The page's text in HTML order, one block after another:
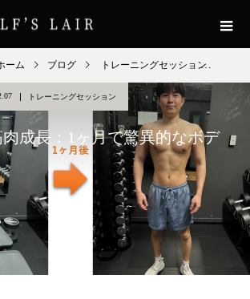
ーム ブログ トレーニングセッション
トレーニングセッション
成長：1ヶ月で驚異的なボデ